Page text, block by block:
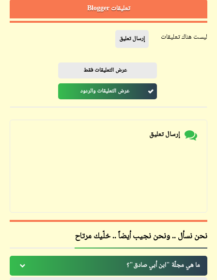
تعليقات Blogger
ليست هناك تعليقات إرسال تعليق
عرض التعليقات فقط
عرض التعليقات والردود
إرسال تعليق
نحن نسأل .. ونحن نجيب أيضاً .. خلّيك مرتاح
ما هي مجلّة "ابن أبي صادق"؟